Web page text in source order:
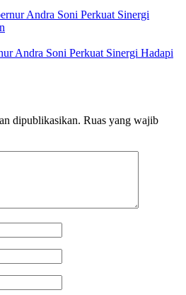
Andra Soni Perkuat Sinergi Hadapi
dipublikasikan. Ruas yang wajib